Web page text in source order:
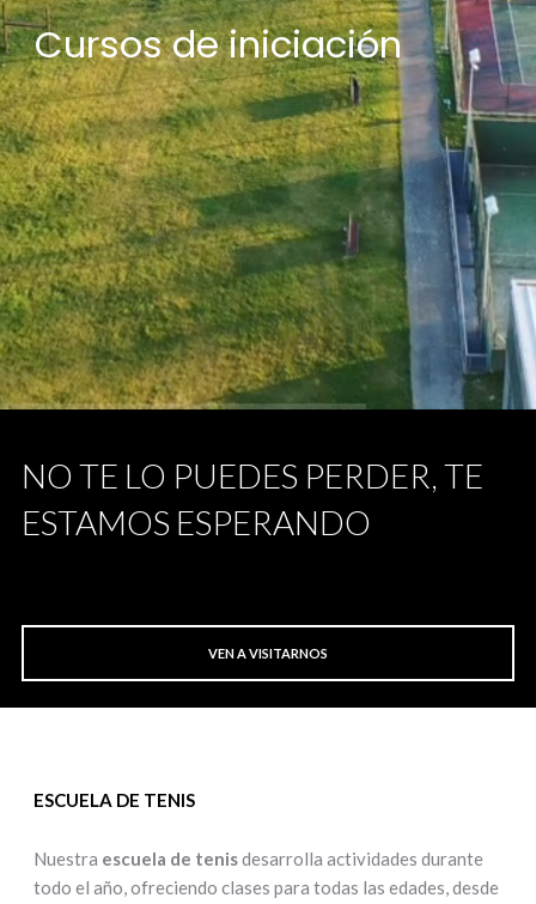
Cursos de iniciación
NO TE LO PUEDES PERDER, TE
ESTAMOS ESPERANDO
VEN A VISITARNOS
ESCUELA DE TENIS
Nuestra escuela de tenisdesarrolla actividades durante
todo el año, ofreciendo clases para todas las edades, desde